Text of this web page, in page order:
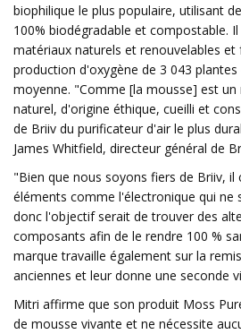
biophilique le plus populaire, utilisant
100% biodégradable et compostable.
matériaux naturels et renouvelables
production d'oxygène de 3 043
moyenne. "Comme [la mousse] est
naturel, d'origine éthique, cueilli et
de Briiv du purificateur d'air le plus
James Whitfield, directeur général de
"Bien que nous soyons fiers de Briiv,
éléments comme l'électronique qui ne
donc l'objectif serait de trouver des
composants afin de le rendre 100 %
marque travaille également sur la
anciennes et leur donne une seconde
Mitri affirme que son produit Moss
de mousse vivante et ne nécessite